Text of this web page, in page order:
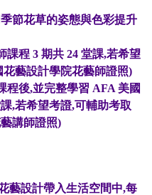
節花草的姿態與色彩提升
課程 3 期共 24 堂課,若希望
藝設計學院花藝師證照)
程後,並完整學習 AFA 美國
,若希望考證,可輔助考取
講師證照)
藝設計帶入生活空間中,每